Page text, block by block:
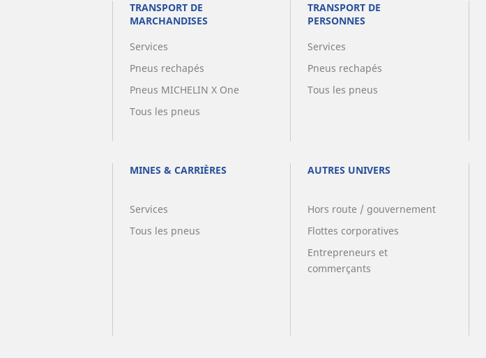
TRANSPORT DE
MARCHANDISES
Services
Pneus rechapés
Pneus MICHELIN X One
Tous les pneus
TRANSPORT DE
PERSONNES
Services
Pneus rechapés
Tous les pneus
MINES & CARRIÈRES
Services
Tous les pneus
AUTRES UNIVERS
Hors route / gouvernement
Flottes corporatives
Entrepreneurs et
commerçants